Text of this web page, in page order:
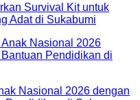
Survival Kit untuk
Adat di Sukabumi
Nasional 2026 dengan